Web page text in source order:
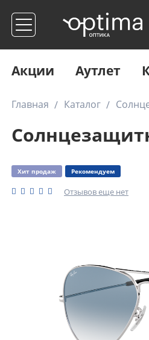
Акции Аутлет
Главная Каталог
Хит продаж Рекомендуем
Отзывов еще нет